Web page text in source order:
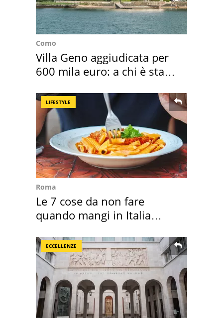
Como
Villa Geno aggiudicata per
600 mila euro: a chi è stata
LIFESTYLE
Roma
Le 7 cose da non fare
quando mangi in Italia
ECCELLENZE